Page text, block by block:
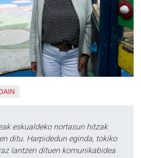
eskualdeko nortasun hitzak
ditu. Harpidedun eginda, tokiko
lantzen dituen komunikabidea